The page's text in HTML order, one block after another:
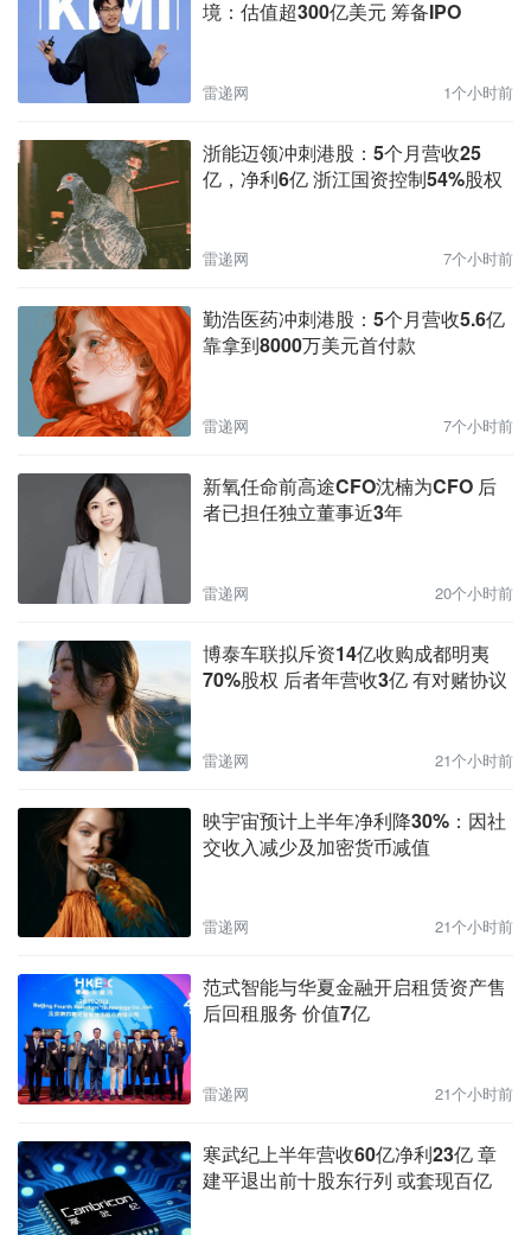
境：估值超300亿美元 筹备IPO
雷递网 1个小时前
浙能迈领冲刺港股：5个月营收25
亿，净利6亿 浙江国资控制54%股权
雷递网 7个小时前
勤浩医药冲刺港股：5个月营收5.6亿
靠拿到8000万美元首付款
雷递网 7个小时前
新氧任命前高途CFO沈楠为CFO 后
者已担任独立董事近3年
雷递网 20个小时前
博泰车联拟斥资14亿收购成都明夷
70%股权 后者年营收3亿 有对赌协议
雷递网 21个小时前
映宇宙预计上半年净利降30%：因社
交收入减少及加密货币减值
雷递网 21个小时前
范式智能与华夏金融开启租赁资产售
后回租服务 价值7亿
雷递网 21个小时前
寒武纪上半年营收60亿净利23亿 章
建平退出前十股东行列 或套现百亿